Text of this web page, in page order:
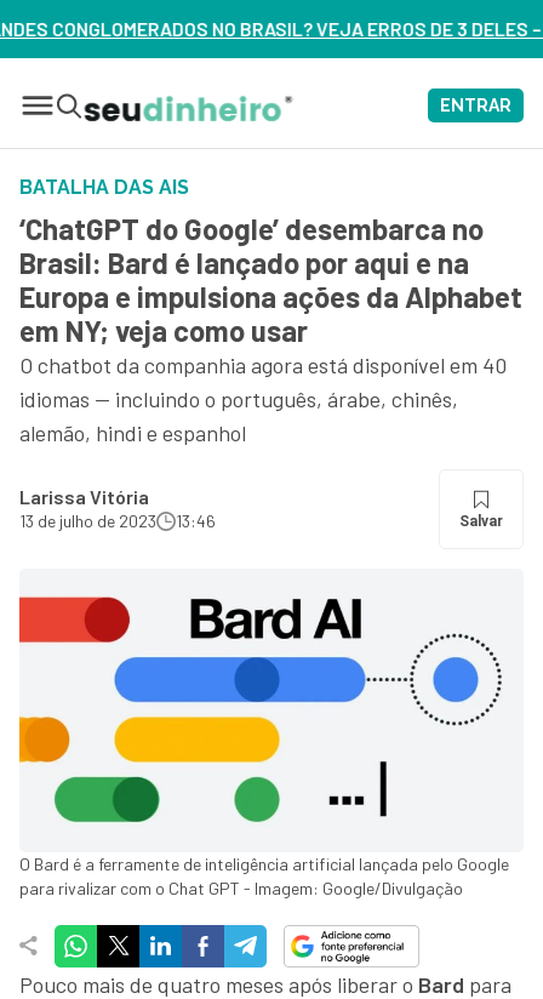
NO BRASIL? VEJA ERROS DE 3 DELES – ASSISTA AGORA
ENTRAR
BATALHA DAS AIS
‘ChatGPT do Google’ desembarca no
Brasil: Bard é lançado por aqui e na
Europa e impulsiona ações da Alphabet
em NY; veja como usar
O chatbot da companhia agora está disponível em 40
idiomas — incluindo o português, árabe, chinês,
alemão, hindi e espanhol
Larissa Vitória
13 de julho de 2023 13:46 Salvar
O Bard é a ferramente de inteligência artificial lançada pelo Google
para rivalizar com o Chat GPT - Imagem: Google/Divulgação
Pouco mais de quatro meses após liberar o Bard para